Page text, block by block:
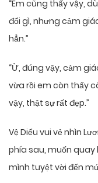
“Em cũng thấy vậy,
đổi gì, nhưng cảm
hẳn.”
“Ừ, đúng vậy, cảm
vừa rồi em còn thấy
vậy, thật sự rất đẹp.”
Vệ Diểu vui vẻ nhìn
phía sau, muốn quay
mình tuyệt vời đến